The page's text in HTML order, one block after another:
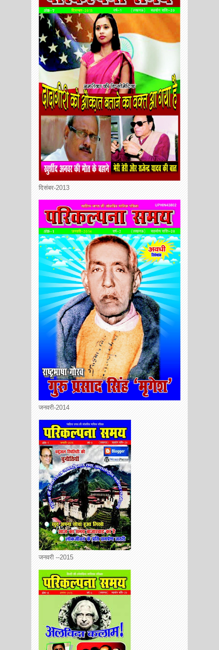
दिसंबर-2013
जनवरी-2014
जनवरी --2015